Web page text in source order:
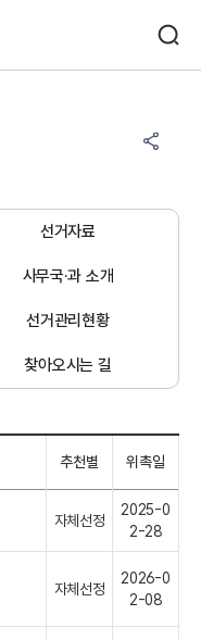
선거자료
사무국·과 소개
선거관리현황
찾아오시는 길
추천별 위촉일
자체선정
2025-0
2-28
자체선정
2026-0
2-08